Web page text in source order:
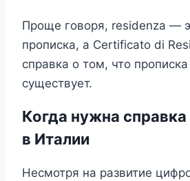
Проще говоря, residenza —
прописка, а Certificato di
справка о том, что
существует.
Когда нужна
в Италии
Несмотря на развитие